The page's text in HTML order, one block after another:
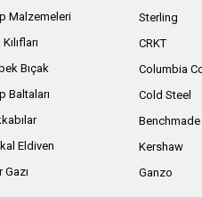
Malzemeleri
Bıçak
Baltaları
Eldiven
Gazı
Sterling
CRKT
Columbia
Cold Steel
Benchmade
Kershaw
Ganzo